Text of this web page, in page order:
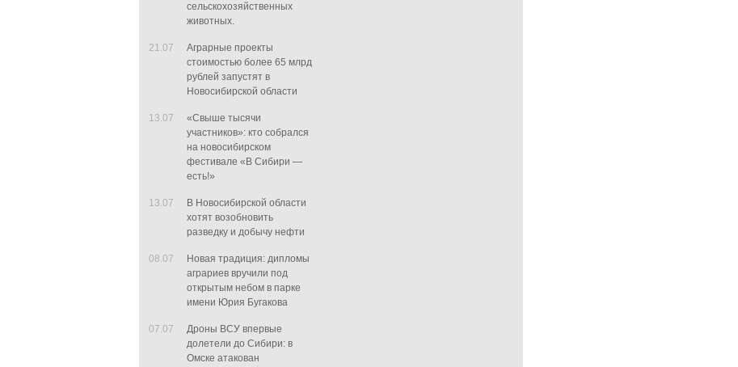
сельскохозяйственных
животных.
21.07
Аграрные проекты
стоимостью более 65 млрд
рублей запустят в
Новосибирской области
13.07
«Свыше тысячи
участников»: кто собрался
на новосибирском
фестивале «В Сибири —
есть!»
13.07
В Новосибирской области
хотят возобновить
разведку и добычу нефти
08.07
Новая традиция: дипломы
аграриев вручили под
открытым небом в парке
имени Юрия Бугакова
07.07
Дроны ВСУ впервые
долетели до Сибири: в
Омске атакован